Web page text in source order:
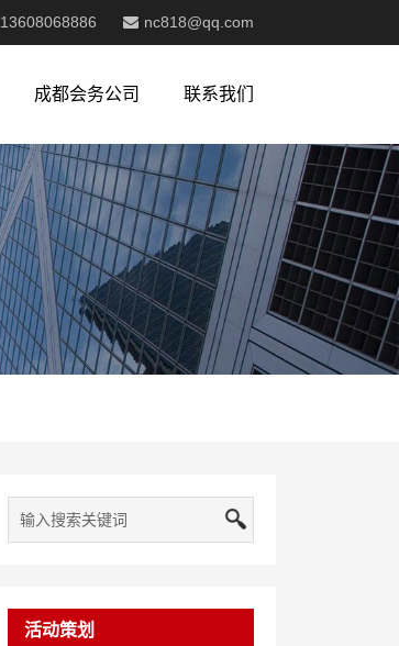
13608068886 nc818@qq.com
成都会务公司 联系我们
活动策划